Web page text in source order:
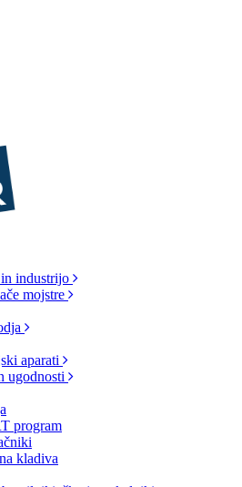
industrijo
mojstre
aparati
ugodnosti
program
kladiva